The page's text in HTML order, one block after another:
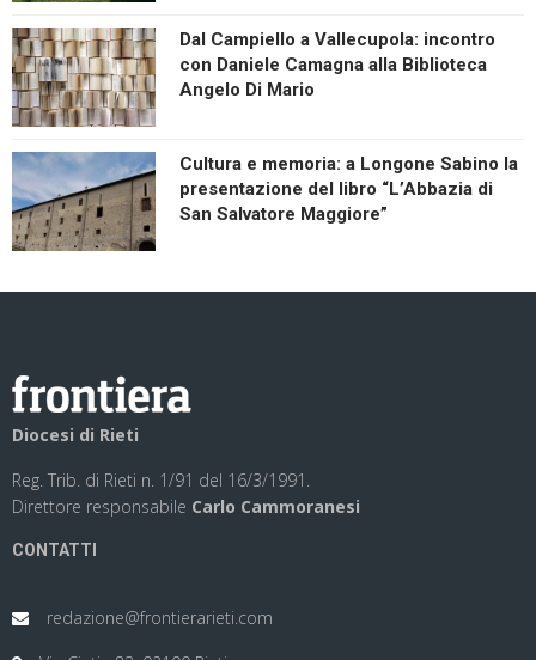
Dal Campiello a Vallecupola: incontro
con Daniele Camagna alla Biblioteca
Angelo Di Mario
Cultura e memoria: a Longone Sabino la
presentazione del libro “L’Abbazia di
San Salvatore Maggiore”
Diocesi di Rieti
Reg. Trib. di Rieti n. 1/91 del 16/3/1991.
Direttore responsabile Carlo Cammoranesi
CONTATTI
redazione@frontierarieti.com